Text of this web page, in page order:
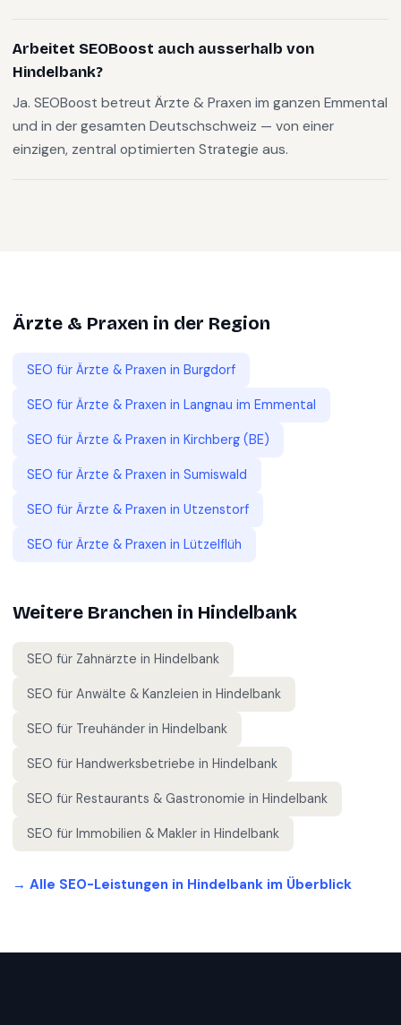
Arbeitet SEOBoost auch ausserhalb von
Hindelbank?
Ja. SEOBoost betreut Ärzte & Praxen im ganzen Emmental
und in der gesamten Deutschschweiz — von einer
einzigen, zentral optimierten Strategie aus.
Ärzte & Praxen in der Region
SEO für Ärzte & Praxen in Burgdorf
SEO für Ärzte & Praxen in Langnau im Emmental
SEO für Ärzte & Praxen in Kirchberg (BE)
SEO für Ärzte & Praxen in Sumiswald
SEO für Ärzte & Praxen in Utzenstorf
SEO für Ärzte & Praxen in Lützelflüh
Weitere Branchen in Hindelbank
SEO für Zahnärzte in Hindelbank
SEO für Anwälte & Kanzleien in Hindelbank
SEO für Treuhänder in Hindelbank
SEO für Handwerksbetriebe in Hindelbank
SEO für Restaurants & Gastronomie in Hindelbank
SEO für Immobilien & Makler in Hindelbank
→ Alle SEO-Leistungen in Hindelbank im Überblick